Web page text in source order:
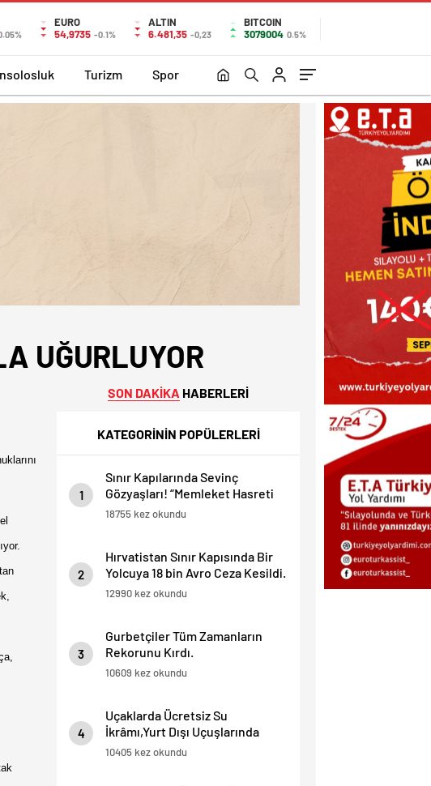
EURO
54,9735 -0.1%
ALTIN
6.481,35 -0,23
BITCOIN
3079004 0.5%
Turizm Spor
UĞURLUYOR
SON DAKİKA HABERLERİ
KATEGORİNİN POPÜLERLERİ
1
Sınır Kapılarında Sevinç
Gözyaşları! “Memleket Hasreti
Bambaşka!
18755 kez okundu
2
Hırvatistan Sınır Kapısında Bir
Yolcuya 18 bin Avro Ceza Kesildi.
12990 kez okundu
3
Gurbetçiler Tüm Zamanların
Rekorunu Kırdı.
10609 kez okundu
4
Uçaklarda Ücretsiz Su
İkrâmı,Yurt Dışı Uçuşlarında
Sınırlı Yolculara Yapılacak.
10405 kez okundu